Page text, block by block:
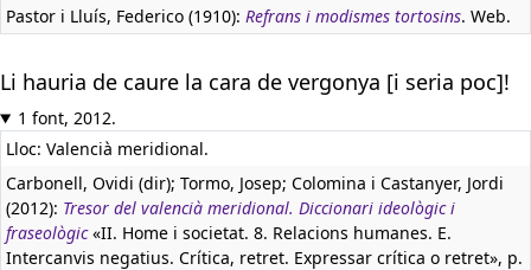
Pastor i Lluís, Federico (1910): Refrans i modismes tortosins. Web.
Li hauria de caure la cara de vergonya [i seria poc]!
1 font, 2012.
Lloc: Valencià meridional.
Carbonell, Ovidi (dir); Tormo, Josep; Colomina i Castanyer, Jordi
(2012): Tresor del valencià meridional. Diccionari ideològic i
fraseològic«II. Home i societat. 8. Relacions humanes. E.
Intercanvis negatius. Crítica, retret. Expressar crítica o retret», p.